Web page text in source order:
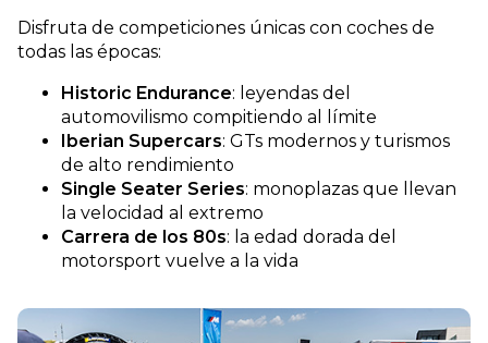
Disfruta de competiciones únicas con coches de
todas las épocas:
Historic Endurance: leyendas del
automovilismo compitiendo al límite
Iberian Supercars: GTs modernos y turismos
de alto rendimiento
Single Seater Series: monoplazas que llevan
la velocidad al extremo
Carrera de los 80s: la edad dorada del
motorsport vuelve a la vida